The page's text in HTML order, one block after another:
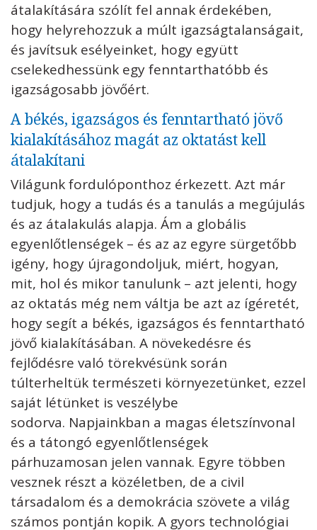
átalakítására szólít fel annak érdekében,
hogy helyrehozzuk a múlt igazságtalanságait,
és javítsuk esélyeinket, hogy együtt
cselekedhessünk egy fenntarthatóbb és
igazságosabb jövőért.
A békés, igazságos és fenntartható jövő
kialakításához magát az oktatást kell
átalakítani
Világunk fordulóponthoz érkezett. Azt már
tudjuk, hogy a tudás és a tanulás a megújulás
és az átalakulás alapja. Ám a globális
egyenlőtlenségek – és az az egyre sürgetőbb
igény, hogy újragondoljuk, miért, hogyan,
mit, hol és mikor tanulunk – azt jelenti, hogy
az oktatás még nem váltja be azt az ígéretét,
hogy segít a békés, igazságos és fenntartható
jövő kialakításában. A növekedésre és
fejlődésre való törekvésünk során
túlterheltük természeti környezetünket, ezzel
saját létünket is veszélybe
sodorva. Napjainkban a magas életszínvonal
és a tátongó egyenlőtlenségek
párhuzamosan jelen vannak. Egyre többen
vesznek részt a közéletben, de a civil
társadalom és a demokrácia szövete a világ
számos pontján kopik. A gyors technológiai